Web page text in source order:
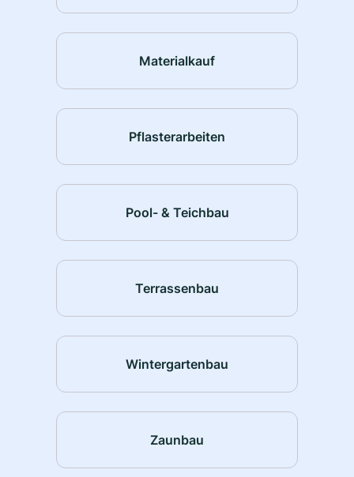
Materialkauf
Pflasterarbeiten
Pool- & Teichbau
Terrassenbau
Wintergartenbau
Zaunbau